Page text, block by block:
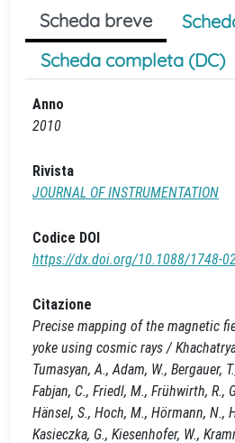
Scheda breve
Scheda completa (DC)
Anno
2010
Rivista
JOURNAL OF INSTRUMENTATION
Codice DOI
https://dx.doi.org/10.1088/1748-
Citazione
Precise mapping of the magnetic
yoke using cosmic rays /
Tumasyan, A., Adam, W., Bergauer,
Fabjan, C., Friedl, M., Frühwirth, R.,
Hänsel, S., Hoch, M., Hörmann, N.,
Kasieczka, G., Kiesenhofer, W.,